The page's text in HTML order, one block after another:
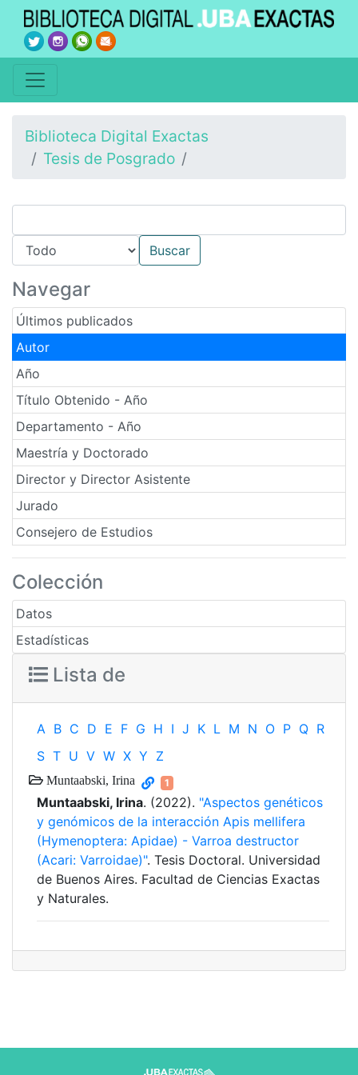
Biblioteca Digital Exactas
Tesis de Posgrado
Navegar
Últimos publicados
Autor
Año
Título Obtenido - Año
Departamento - Año
Maestría y Doctorado
Director y Director Asistente
Jurado
Consejero de Estudios
Colección
Datos
Estadísticas
Lista de
A B C D E F G H I J K L M N O P Q R
S T U V W X Y Z
Muntaabski, Irina 1
Muntaabski, Irina. (2022). "Aspectos genéticos
y genómicos de la interacción Apis mellifera
(Hymenoptera: Apidae) - Varroa destructor
(Acari: Varroidae)". Tesis Doctoral. Universidad
de Buenos Aires. Facultad de Ciencias Exactas
y Naturales.